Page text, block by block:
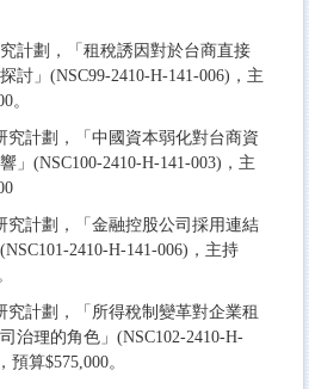
計劃，「租稅誘因對於台商直接
討」(NSC99-2410-H-141-006)，主
。
究計劃，「中國資本弱化對台商資
」(NSC100-2410-H-141-003)，主
究計劃，「金融控股公司採用連結
2410-H-141-006)，主持
究計劃，「所得稅制變革對企業租
治理的角色」(NSC102-2410-H-
預算$575,000。